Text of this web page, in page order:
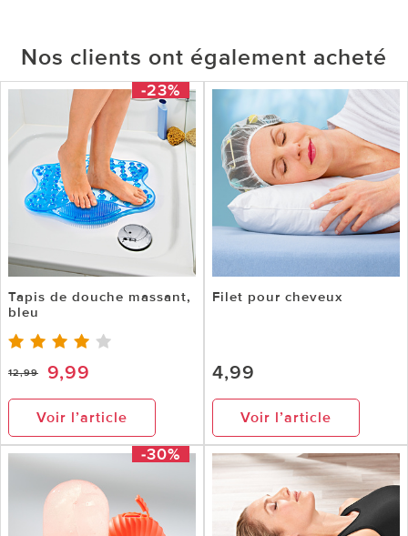
Nos clients ont également acheté
-23%
Tapis de douche massant,
bleu
12,99 9,99
Voir l’article
Filet pour cheveux
4,99
Voir l’article
-30%